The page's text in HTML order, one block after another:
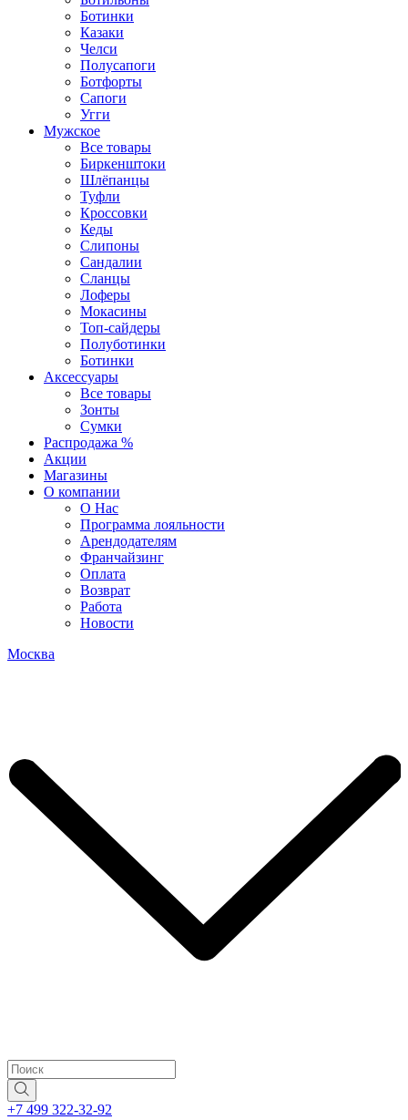
Ботинки
Казаки
Челси
Полусапоги
Ботфорты
Сапоги
Угги
Мужское
Все товары
Биркенштоки
Шлёпанцы
Туфли
Кроссовки
Кеды
Слипоны
Сандалии
Сланцы
Лоферы
Мокасины
Топ-сайдеры
Полуботинки
Ботинки
Аксессуары
Все товары
Зонты
Сумки
Распродажа %
Акции
Магазины
О компании
О Нас
Программа лояльности
Арендодателям
Франчайзинг
Оплата
Возврат
Работа
Новости
Москва
+7 499 322-32-92